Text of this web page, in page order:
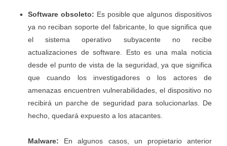
Software obsoleto: Es posible que algunos dispositivos
ya no reciban soporte del fabricante, lo que significa que
el sistema operativo subyacente no recibe
actualizaciones de software . Esto es una mala noticia
desde el punto de vista de la seguridad, ya que significa
que cuando los investigadores o los actores de
amenazas encuentren vulnerabilidades, el dispositivo no
recibirá un parche de seguridad para solucionarlas. De
hecho, quedará expuesto a los atacantes.
Malware: En algunos casos, un propietario anterior